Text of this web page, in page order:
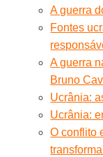
A guerra
Fontes
A guerra
Bruno
Ucrânia:
Ucrânia:
O conflito